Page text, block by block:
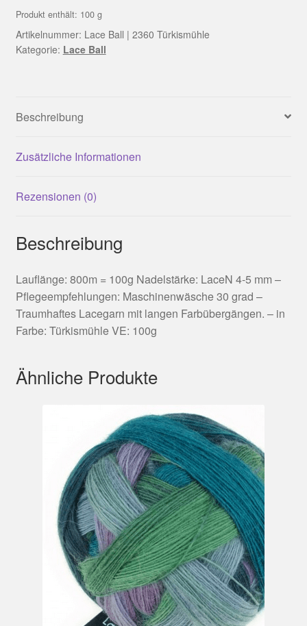
Türkismühle
Menge
Produkt enthält: 100 g
Artikelnummer: Lace Ball | 2360 Türkismühle
Kategorie: Lace Ball
Beschreibung
Zusätzliche Informationen
Rezensionen (0)
Beschreibung
Lauflänge: 800m = 100g Nadelstärke: LaceN 4-5 mm –
Pflegeempfehlungen: Maschinenwäsche 30 grad –
Traumhaftes Lacegarn mit langen Farbübergängen. – in
Farbe: Türkismühle VE: 100g
Ähnliche Produkte